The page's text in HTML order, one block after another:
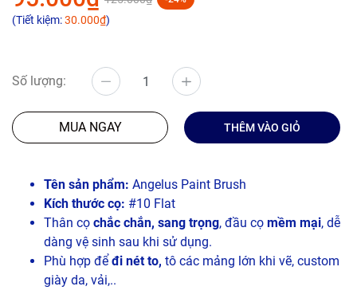
(Tiết kiệm:30.000₫)
Số lượng:
MUA NGAY THÊM VÀO GIỎ
Tên sản phẩm: Angelus Paint Brush
Kích thước cọ: #10 Flat
Thân cọ chắc chắn, sang trọng, đầu cọ mềm mại, dễ
dàng vệ sinh sau khi sử dụng.
Phù hợp để đi nét to, tô các mảng lớn khi vẽ, custom
giày da, vải,..